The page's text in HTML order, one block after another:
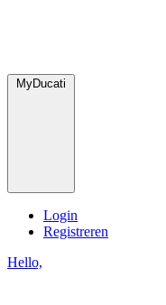
MyDucati
Login
Registreren
Hello,